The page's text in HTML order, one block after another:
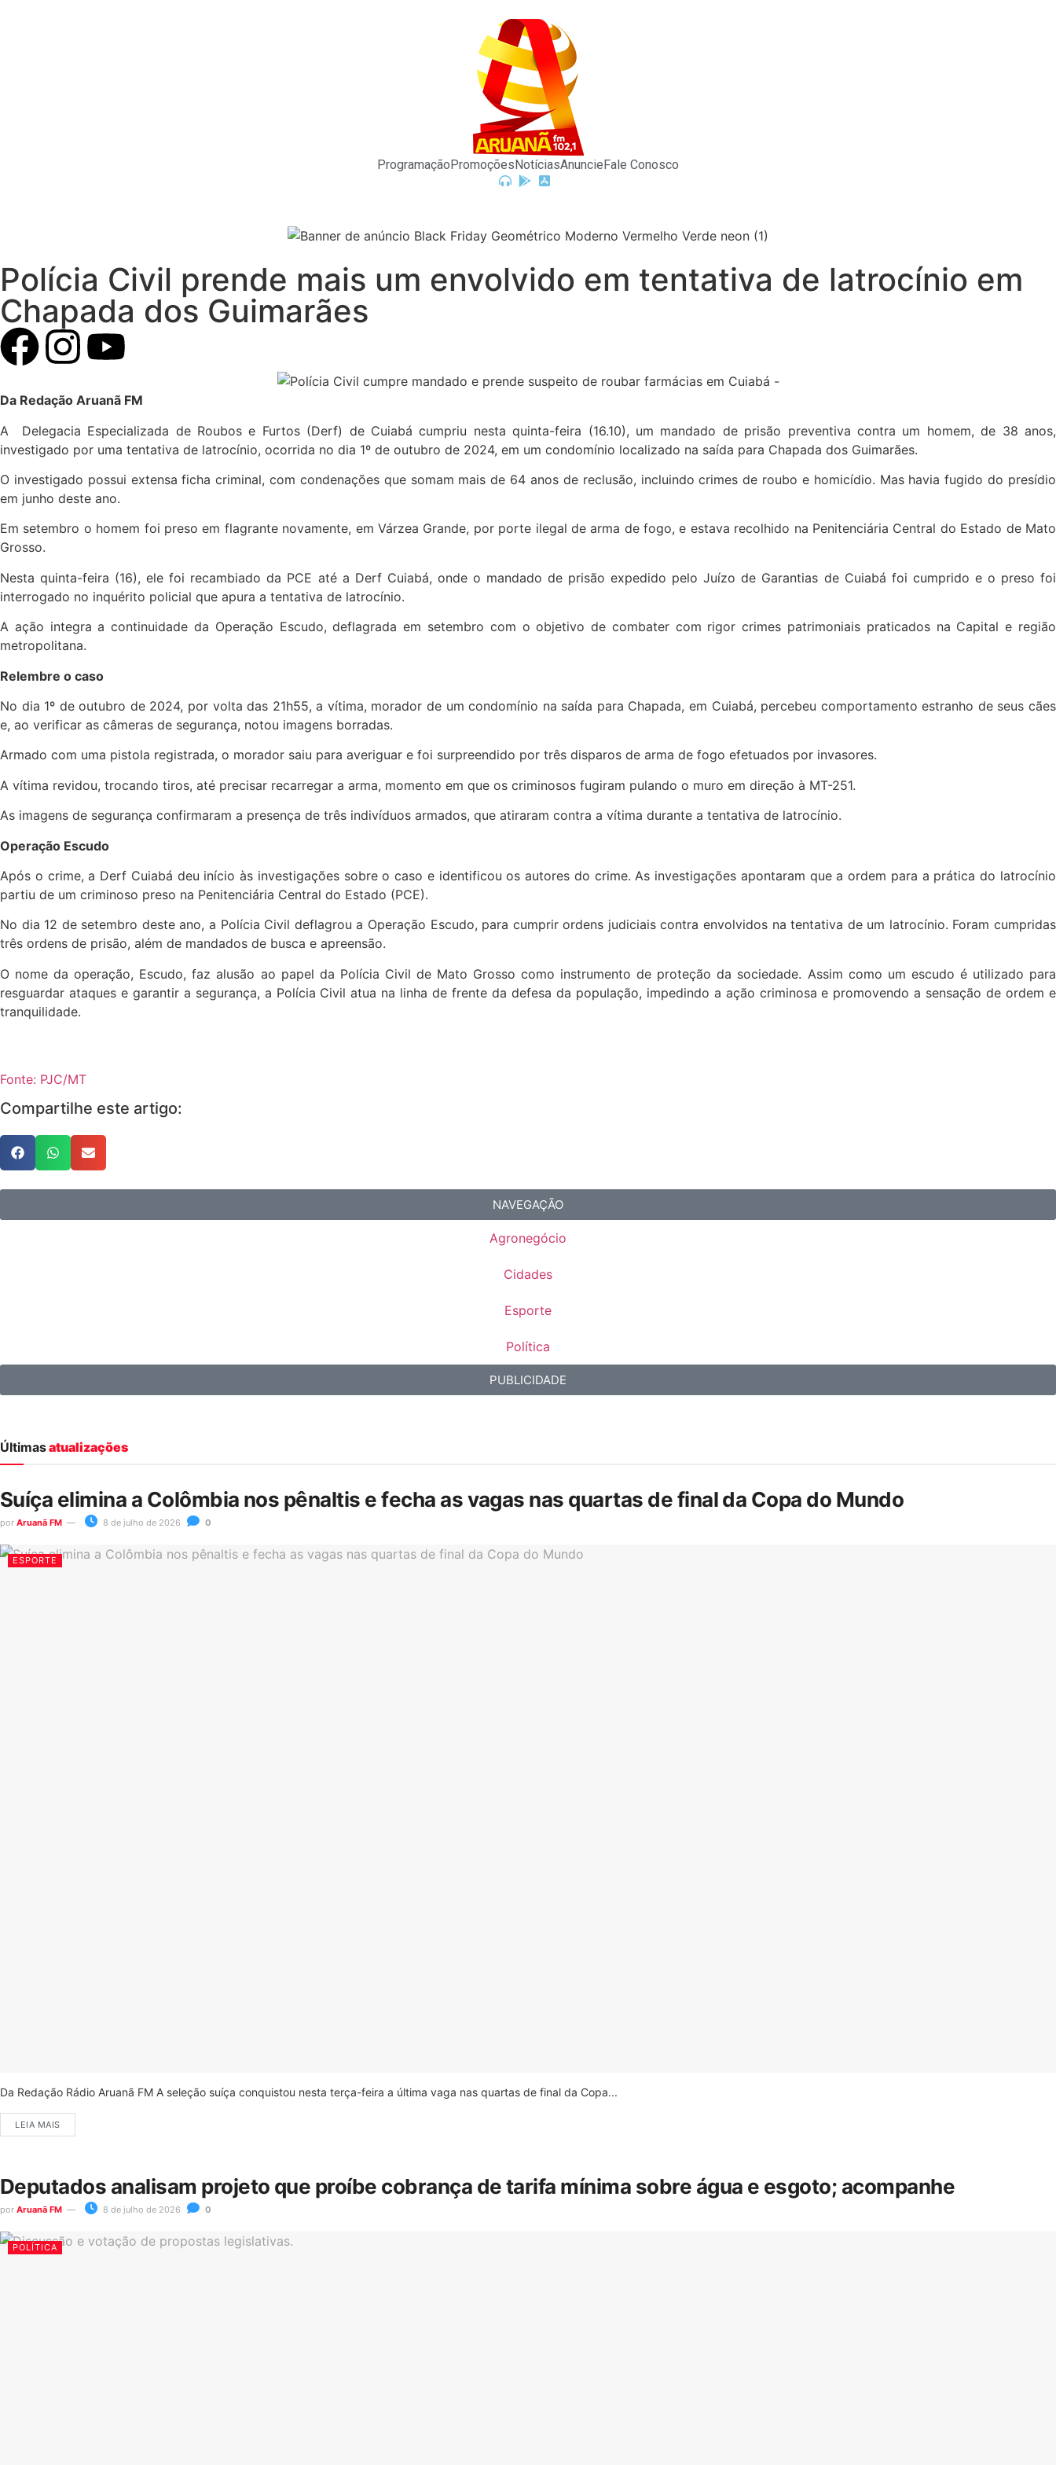
ProgramaçãoPromoçõesNotíciasAnuncieFale Conosco
Polícia Civil prende mais um envolvido em tentativa de latrocínio em
Chapada dos Guimarães
Da Redação Aruanã FM
A Delegacia Especializada de Roubos e Furtos (Derf) de Cuiabá cumpriu nesta quinta-feira (16.10), um mandado de prisão preventiva contra um homem, de 38 anos,
investigado por uma tentativa de latrocínio, ocorrida no dia 1º de outubro de 2024, em um condomínio localizado na saída para Chapada dos Guimarães.
O investigado possui extensa ficha criminal, com condenações que somam mais de 64 anos de reclusão, incluindo crimes de roubo e homicídio. Mas havia fugido do presídio
em junho deste ano.
Em setembro o homem foi preso em flagrante novamente, em Várzea Grande, por porte ilegal de arma de fogo, e estava recolhido na Penitenciária Central do Estado de Mato
Grosso.
Nesta quinta-feira (16), ele foi recambiado da PCE até a Derf Cuiabá, onde o mandado de prisão expedido pelo Juízo de Garantias de Cuiabá foi cumprido e o preso foi
interrogado no inquérito policial que apura a tentativa de latrocínio.
A ação integra a continuidade da Operação Escudo, deflagrada em setembro com o objetivo de combater com rigor crimes patrimoniais praticados na Capital e região
metropolitana.
Relembre o caso
No dia 1º de outubro de 2024, por volta das 21h55, a vítima, morador de um condomínio na saída para Chapada, em Cuiabá, percebeu comportamento estranho de seus cães
e, ao verificar as câmeras de segurança, notou imagens borradas.
Armado com uma pistola registrada, o morador saiu para averiguar e foi surpreendido por três disparos de arma de fogo efetuados por invasores.
A vítima revidou, trocando tiros, até precisar recarregar a arma, momento em que os criminosos fugiram pulando o muro em direção à MT-251.
As imagens de segurança confirmaram a presença de três indivíduos armados, que atiraram contra a vítima durante a tentativa de latrocínio.
Operação Escudo
Após o crime, a Derf Cuiabá deu início às investigações sobre o caso e identificou os autores do crime. As investigações apontaram que a ordem para a prática do latrocínio
partiu de um criminoso preso na Penitenciária Central do Estado (PCE).
No dia 12 de setembro deste ano, a Polícia Civil deflagrou a Operação Escudo, para cumprir ordens judiciais contra envolvidos na tentativa de um latrocínio. Foram cumpridas
três ordens de prisão, além de mandados de busca e apreensão.
O nome da operação, Escudo, faz alusão ao papel da Polícia Civil de Mato Grosso como instrumento de proteção da sociedade. Assim como um escudo é utilizado para
resguardar ataques e garantir a segurança, a Polícia Civil atua na linha de frente da defesa da população, impedindo a ação criminosa e promovendo a sensação de ordem e
tranquilidade.
Fonte: PJC/MT
Compartilhe este artigo:
NAVEGAÇÃO
Agronegócio
Cidades
Esporte
Política
PUBLICIDADE
Últimasatualizações
Suíça elimina a Colômbia nos pênaltis e fecha as vagas nas quartas de final da Copa do Mundo
por Aruanã FM 8 de julho de 2026 0
ESPORTE
Da Redação Rádio Aruanã FM A seleção suíça conquistou nesta terça-feira a última vaga nas quartas de final da Copa...
LEIA MAIS
Deputados analisam projeto que proíbe cobrança de tarifa mínima sobre água e esgoto; acompanhe
por Aruanã FM 8 de julho de 2026 0
POLÍTICA